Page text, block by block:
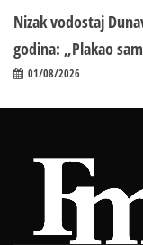
Nizak vodostaj
godina: „Plakao
01/08/2026